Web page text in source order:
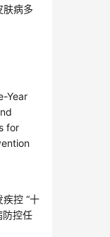
肤病多
Year
for
疾控 “十
防控任